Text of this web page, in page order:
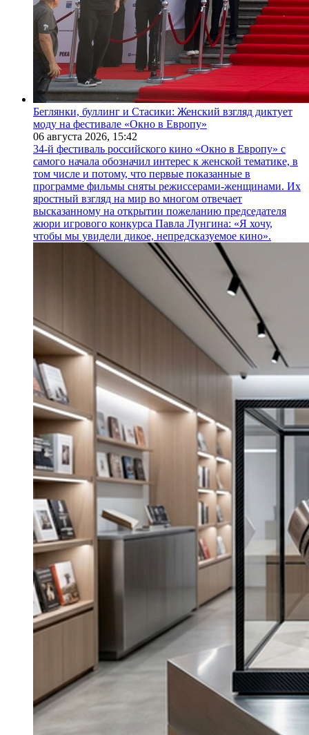
Беглянки, буллинг и Стасики: Женский взгляд диктует
моду на фестивале «Окно в Европу»
06 августа 2026, 15:42
34-й фестиваль российского кино «Окно в Европу» с
самого начала обозначил интерес к женской тематике, в
том числе и потому, что первые показанные в
программе фильмы сняты режиссерами-женщинами. Их
яростный взгляд на мир во многом отвечает
высказанному на открытии пожеланию председателя
жюри игрового конкурса Павла Лунгина: «Я хочу,
чтобы мы увидели дикое, непредсказуемое кино».